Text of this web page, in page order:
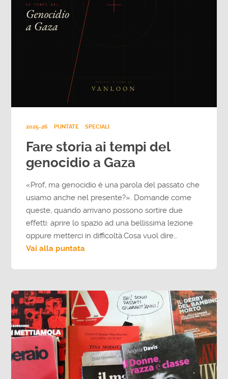
2025-26 PUNTATE SPECIALI
Fare storia ai tempi del
genocidio a Gaza
«Prof, ma genocidio è una parola del passato che
usiamo anche nel presente?». Domande come
queste, quando arrivano possono sortire due
effetti: aprire lo spazio ad una bellissima lezione
oppure metterci in difficoltà.Cosa vuol dire…
Vai alla puntata